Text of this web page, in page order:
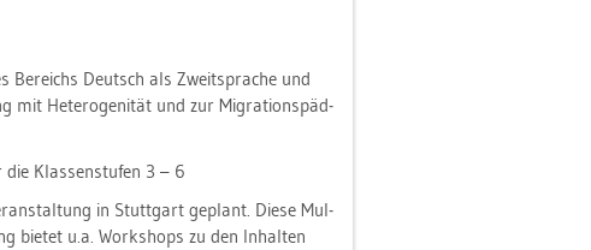
Deutsch als Zweit­spra­che und
mit He­te­ro­ge­ni­tät und zur Mi­gra­ti­ons­päd­
Klas­sen­stu­fen 3 – 6
in Stutt­gart ge­plant. Diese Mul­
bie­tet u.a. Work­shops zu den In­hal­ten